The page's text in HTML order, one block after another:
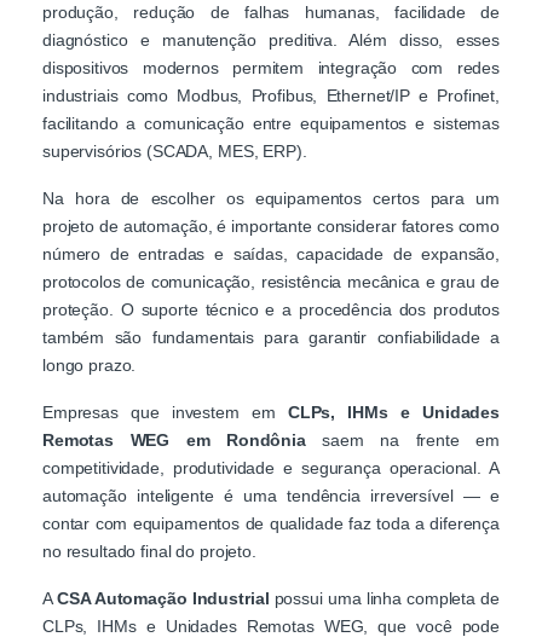
produção, redução de falhas humanas, facilidade de
diagnóstico e manutenção preditiva. Além disso, esses
dispositivos modernos permitem integração com redes
industriais como Modbus, Profibus, Ethernet/IP e Profinet,
facilitando a comunicação entre equipamentos e sistemas
supervisórios (SCADA, MES, ERP).
Na hora de escolher os equipamentos certos para um
projeto de automação, é importante considerar fatores como
número de entradas e saídas, capacidade de expansão,
protocolos de comunicação, resistência mecânica e grau de
proteção. O suporte técnico e a procedência dos produtos
também são fundamentais para garantir confiabilidade a
longo prazo.
Empresas que investem em CLPs, IHMs e Unidades
Remotas WEG em Rondôniasaem na frente em
competitividade, produtividade e segurança operacional. A
automação inteligente é uma tendência irreversível — e
contar com equipamentos de qualidade faz toda a diferença
no resultado final do projeto.
ACSA Automação Industrial possui uma linha completa de
CLPs, IHMs e Unidades Remotas WEG, que você pode